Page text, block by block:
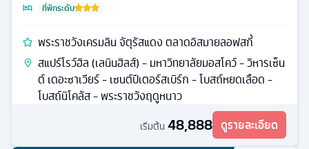
ที่พักระดับ
พระราชวังเครมลิน จัตุรัสแดง ตลาดอิสมายลอฟสกี้
สแปร์โรว์ฮิล (เลนินฮิลส์) - มหาวิทยาลัยมอสโคว์ - วิหารเซ็น
ต์ เดอะซาเวียร์ - เซนต์ปีเตอร์สเบิร์ก - โบสถ์หยดเลือด -
โบสถ์นิโคลัส - พระราชวังฤดูหนาว
เริ่มต้น 48,888 ดูรายละเอียด